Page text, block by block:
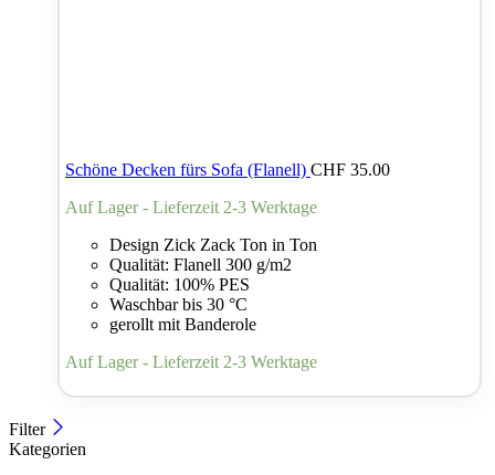
Schöne Decken fürs Sofa (Flanell) CHF 35.00
Auf Lager - Lieferzeit 2-3 Werktage
Design Zick Zack Ton in Ton
Qualität: Flanell 300 g/m2
Qualität: 100% PES
Waschbar bis 30 °C
gerollt mit Banderole
Auf Lager - Lieferzeit 2-3 Werktage
Filter
Kategorien